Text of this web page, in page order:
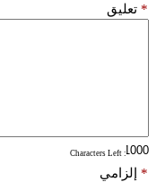
تعليق *
: Characters Left
إلزامي *